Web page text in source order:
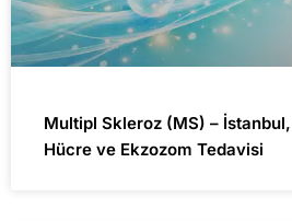
Multipl Skleroz (MS) –
Hücre ve Ekzozom Tedavisi